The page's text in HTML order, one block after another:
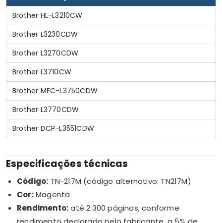
Brother HL-L3210CW
Brother L3230CDW
Brother L3270CDW
Brother L3710CW
Brother MFC-L3750CDW
Brother L3770CDW
Brother DCP-L3551CDW
Especificações técnicas
Código: TN-217M (código alternativo: TN217M)
Cor:Magenta
Rendimento:até 2.300 páginas, conforme